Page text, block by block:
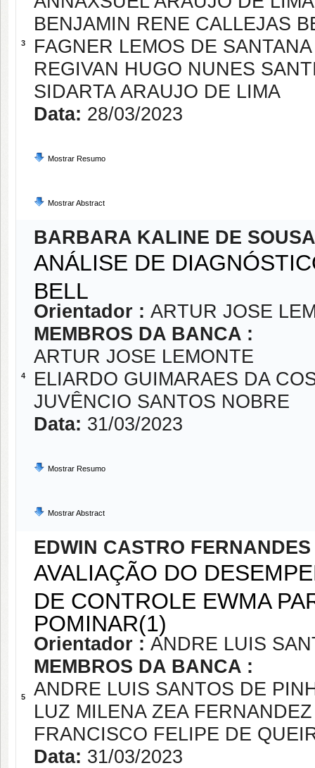
3
BENJAMIN RENE CALLEJAS
FAGNER LEMOS DE SANTANA
REGIVAN HUGO NUNES
SIDARTA ARAUJO DE LIMA
Data: 28/03/2023
Mostrar Resumo
Mostrar Abstract
4
BARBARA KALINE DE SOUSA
ANÁLISE DE
BELL
Orientador : ARTUR JOSE
MEMBROS DA BANCA :
ARTUR JOSE LEMONTE
ELIARDO GUIMARAES DA
JUVÊNCIO SANTOS NOBRE
Data: 31/03/2023
Mostrar Resumo
Mostrar Abstract
5
EDWIN CASTRO
AVALIAÇÃO DO
DE CONTROLE EWMA
POMINAR(1)
Orientador : ANDRE LUIS
MEMBROS DA BANCA :
ANDRE LUIS SANTOS DE
LUZ MILENA ZEA FERNANDEZ
FRANCISCO FELIPE DE
Data: 31/03/2023